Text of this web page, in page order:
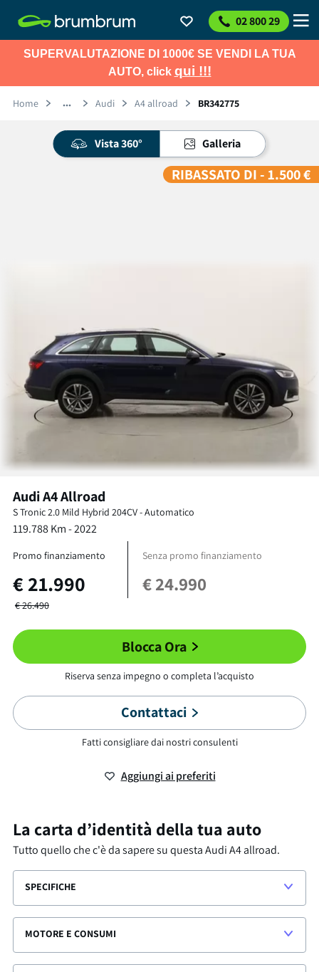
02 800 29
SUPERVALUTAZIONE DI 1000€ SE VENDI LA TUA
AUTO, click qui !!!
Home Audi A4 allroad BR342775
Vista 360° Galleria
RIBASSATO DI - 1.500 €
AudiA4 Allroad
S Tronic2.0 Mild Hybrid 204CV-Automatico
119.788Km -2022
Promo finanziamento
€21.990
Senza promo finanziamento
€24.990
€26.490
Blocca Ora
Riserva senza impegno o completa l’acquisto
Contattaci
Fatti consigliare dai nostri consulenti
Aggiungi ai preferiti
La carta d’identità della tua auto
Tutto quello che c'è da sapere su questaAudi A4 allroad.
SPECIFICHE
MOTORE E CONSUMI